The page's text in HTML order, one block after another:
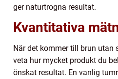
ger naturtrogna resultat.
Kvantitativa
När det kommer till brun utan
veta hur mycket produkt du
önskat resultat. En vanlig